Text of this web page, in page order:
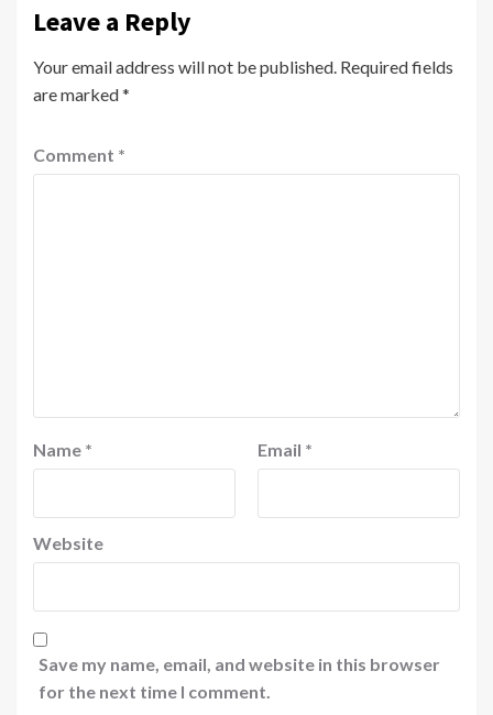
Leave a Reply
Your email address will not be published. Required fields
are marked*
Comment *
Name * Email *
Website
Save my name, email, and website in this browser
for the next time I comment.